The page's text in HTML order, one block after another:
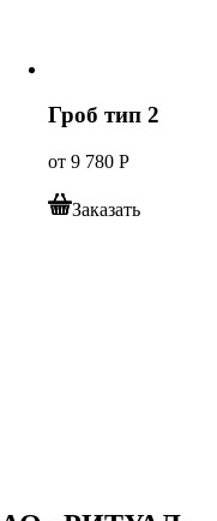
Гроб тип 2
от 9 780 Р
Заказать